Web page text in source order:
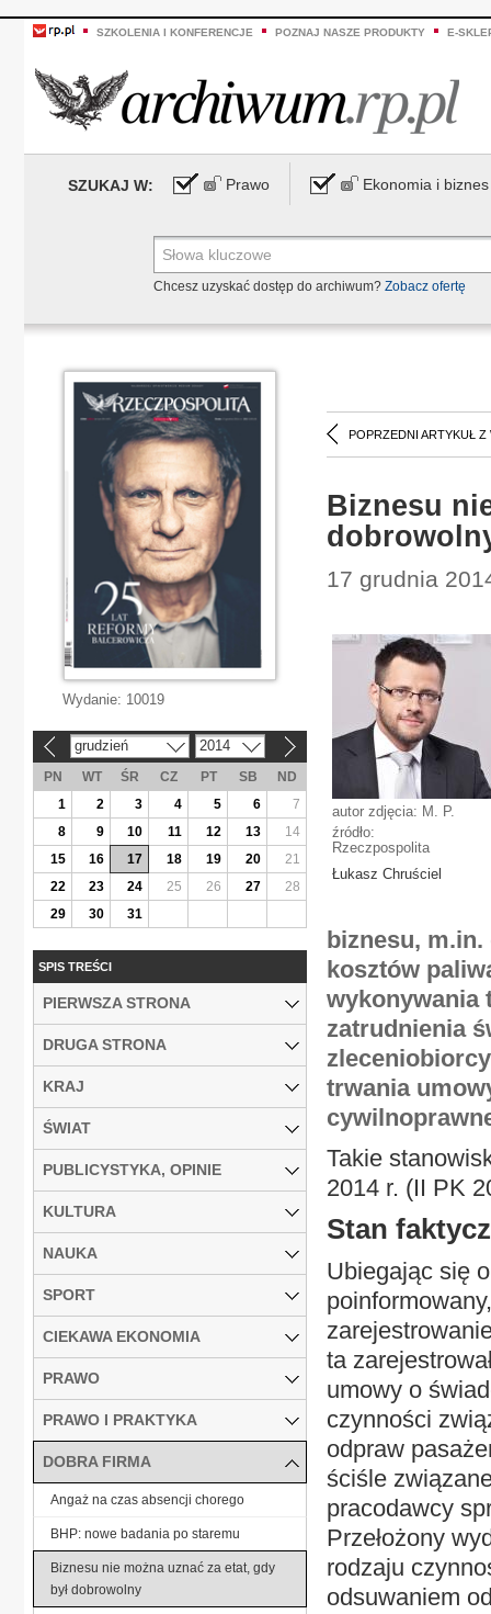
SZKOLENIA I KONFERENCJE POZNAJ NASZE PRODUKTY E-
SZUKAJ W: Prawo Ekonomia i biznes
Chcesz uzyskać dostęp do archiwum? Zobacz ofertę
POPRZEDNI ARTYKUŁ Z
Biznesu
17 grudnia
autor zdjęcia: M. P.
źródło:
Rzeczpospolita
Łukasz Chruściel
biznesu,
kosztów
wykonywania
zatrudnienia
trwania
Takie
2014 r. (II PK
Stan
Ubiegając się
ta
umowy o
czynności
odpraw
ściśle
pracodawcy
Przełożony
rodzaju
odsuwaniem
Wydanie: 10019
grudzień 2014
PN WT ŚR CZ PT SB
ND
1
2 3 4 5 6
7
8
9 10 11 12 13
14
15
16 17 18 19 20
21
22
23 24 25 26 27
28
29
30 31
SPIS TREŚCI
PIERWSZA STRONA
DRUGA STRONA
KRAJ
ŚWIAT
PUBLICYSTYKA, OPINIE
KULTURA
NAUKA
SPORT
CIEKAWA EKONOMIA
PRAWO
PRAWO I PRAKTYKA
DOBRA FIRMA
Angaż na czas absencji chorego
BHP: nowe badania po staremu
Biznesu nie można uznać za etat, gdy
był dobrowolny